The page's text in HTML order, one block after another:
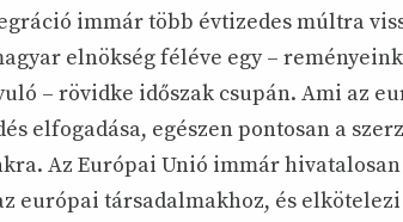
immár több évtizedes múltra
elnökség féléve egy –
– rövidke időszak csupán. Ami az
elfogadása, egészen pontosan a
Az Európai Unió immár
európai társadalmakhoz, és elkötelezi